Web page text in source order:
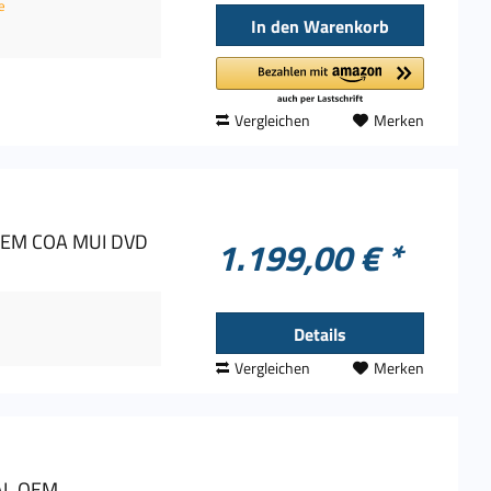
In den Warenkorb
Vergleichen Merken
COA MUI DVD 1.199,00 € *
Details
Vergleichen Merken